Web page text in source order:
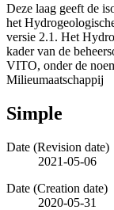
Deze laag geeft de
het
versie 2.1. Het
kader van de
VITO, onder de
Milieumaatschappij
Simple
Date (Revision date)
2021-05-06
Date (Creation date)
2020-05-31